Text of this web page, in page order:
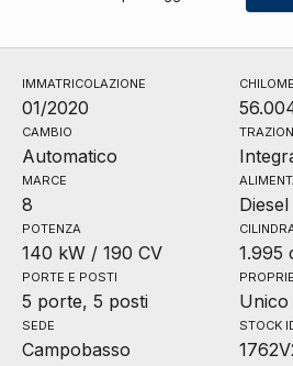
IMMATRICOLAZIONE
01/2020
CAMBIO
Automatico
MARCE
8 Diesel
POTENZA
140 kW / 190 CV 1.995
PORTE E POSTI
5 porte, 5 posti
SEDE
Campobasso
STOCK